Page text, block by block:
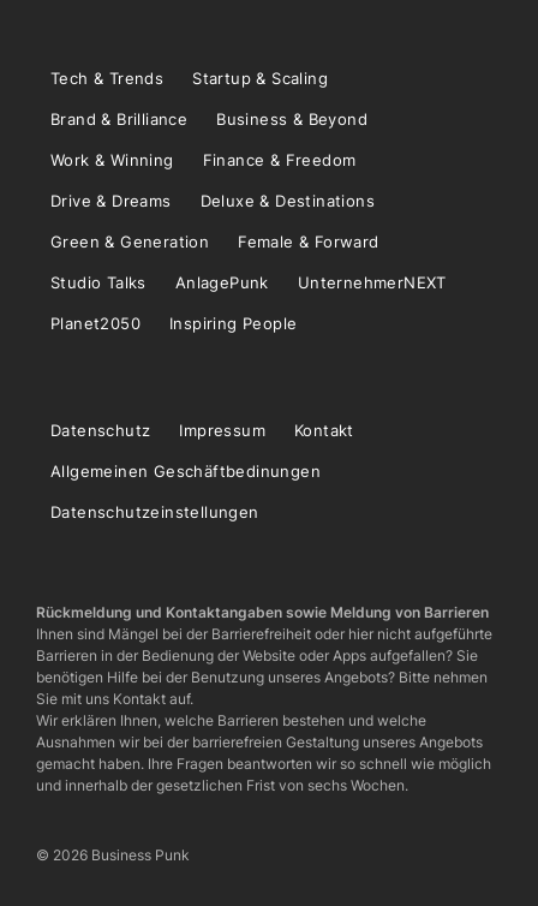
Tech & Trends Startup & Scaling
Brand & Brilliance Business & Beyond
Work & Winning Finance & Freedom
Drive & Dreams Deluxe & Destinations
Green & Generation Female & Forward
Studio Talks AnlagePunk UnternehmerNEXT
Planet2050 Inspiring People
Datenschutz Impressum Kontakt
Allgemeinen Geschäftbedinungen
Datenschutzeinstellungen
Rückmeldung und Kontaktangaben sowie Meldung von Barrieren
Ihnen sind Mängel bei der Barrierefreiheit oder hier nicht aufgeführte
Barrieren in der Bedienung der Website oder Apps aufgefallen? Sie
benötigen Hilfe bei der Benutzung unseres Angebots? Bitte nehmen
Sie mit uns Kontakt auf.
Wir erklären Ihnen, welche Barrieren bestehen und welche
Ausnahmen wir bei der barrierefreien Gestaltung unseres Angebots
gemacht haben. Ihre Fragen beantworten wir so schnell wie möglich
und innerhalb der gesetzlichen Frist von sechs Wochen.
© 2026 Business Punk